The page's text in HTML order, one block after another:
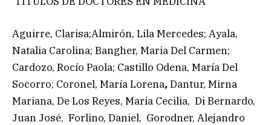
Aguirre, Clarisa;Almirón, Lila Mercedes; Ayala,
Natalia Carolina; Bangher, Maria Del Carmen;
Cardozo, Rocío Paola; Castillo Odena, María Del
Socorro; Coronel, María Lorena,Dantur, Mirna
Mariana, De Los Reyes, María Cecilia, Di Bernardo,
Juan José, Forlino, Daniel, Gorodner, Alejandro